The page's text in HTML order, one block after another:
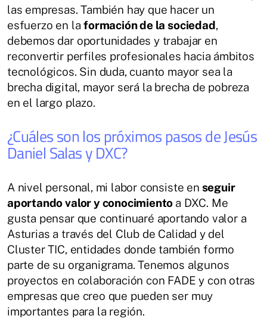
las empresas. También hay que hacer un
esfuerzo en laformación de la sociedad,
debemos dar oportunidades y trabajar en
reconvertir perfiles profesionales hacia ámbitos
tecnológicos. Sin duda, cuanto mayor sea la
brecha digital, mayor será la brecha de pobreza
en el largo plazo.
¿Cuáles son los próximos pasos de Jesús
Daniel Salas y DXC?
A nivel personal, mi labor consiste en seguir
aportando valor y conocimiento a DXC. Me
gusta pensar que continuaré aportando valor a
Asturias a través del Club de Calidad y del
Cluster TIC, entidades donde también formo
parte de su organigrama. Tenemos algunos
proyectos en colaboración con FADE y con otras
empresas que creo que pueden ser muy
importantes para la región.